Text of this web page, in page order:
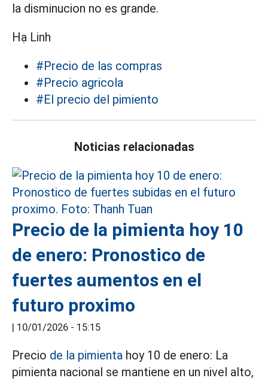
la disminucion no es grande.
Hạ Linh
#Precio de las compras
#Precio agricola
#El precio del pimiento
Noticias relacionadas
Precio de la pimienta hoy 10
de enero: Pronostico de
fuertes aumentos en el
futuro proximo
| 10/01/2026 - 15:15
Precio de la pimienta hoy 10 de enero: La
pimienta nacional se mantiene en un nivel alto,